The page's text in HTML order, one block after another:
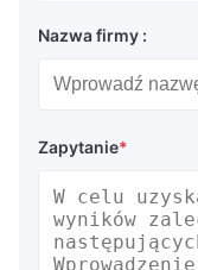
Nazwa firmy :
Zapytanie*